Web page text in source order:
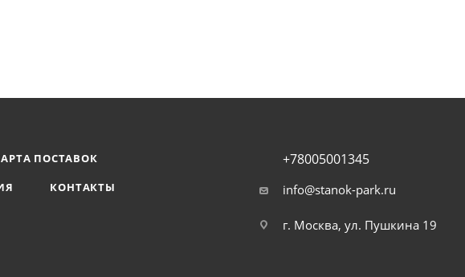
ПОСТАВОК
КОНТАКТЫ
+78005001345
info@stanok-park.ru
г. Москва, ул. Пушкина 19